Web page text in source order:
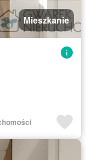
Mieszkanie